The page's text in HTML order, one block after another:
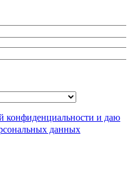
*
конфиденциальности и даю
данных